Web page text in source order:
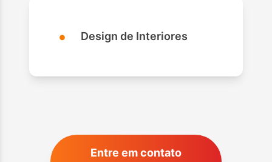
• Design de Interiores
Entre em contato